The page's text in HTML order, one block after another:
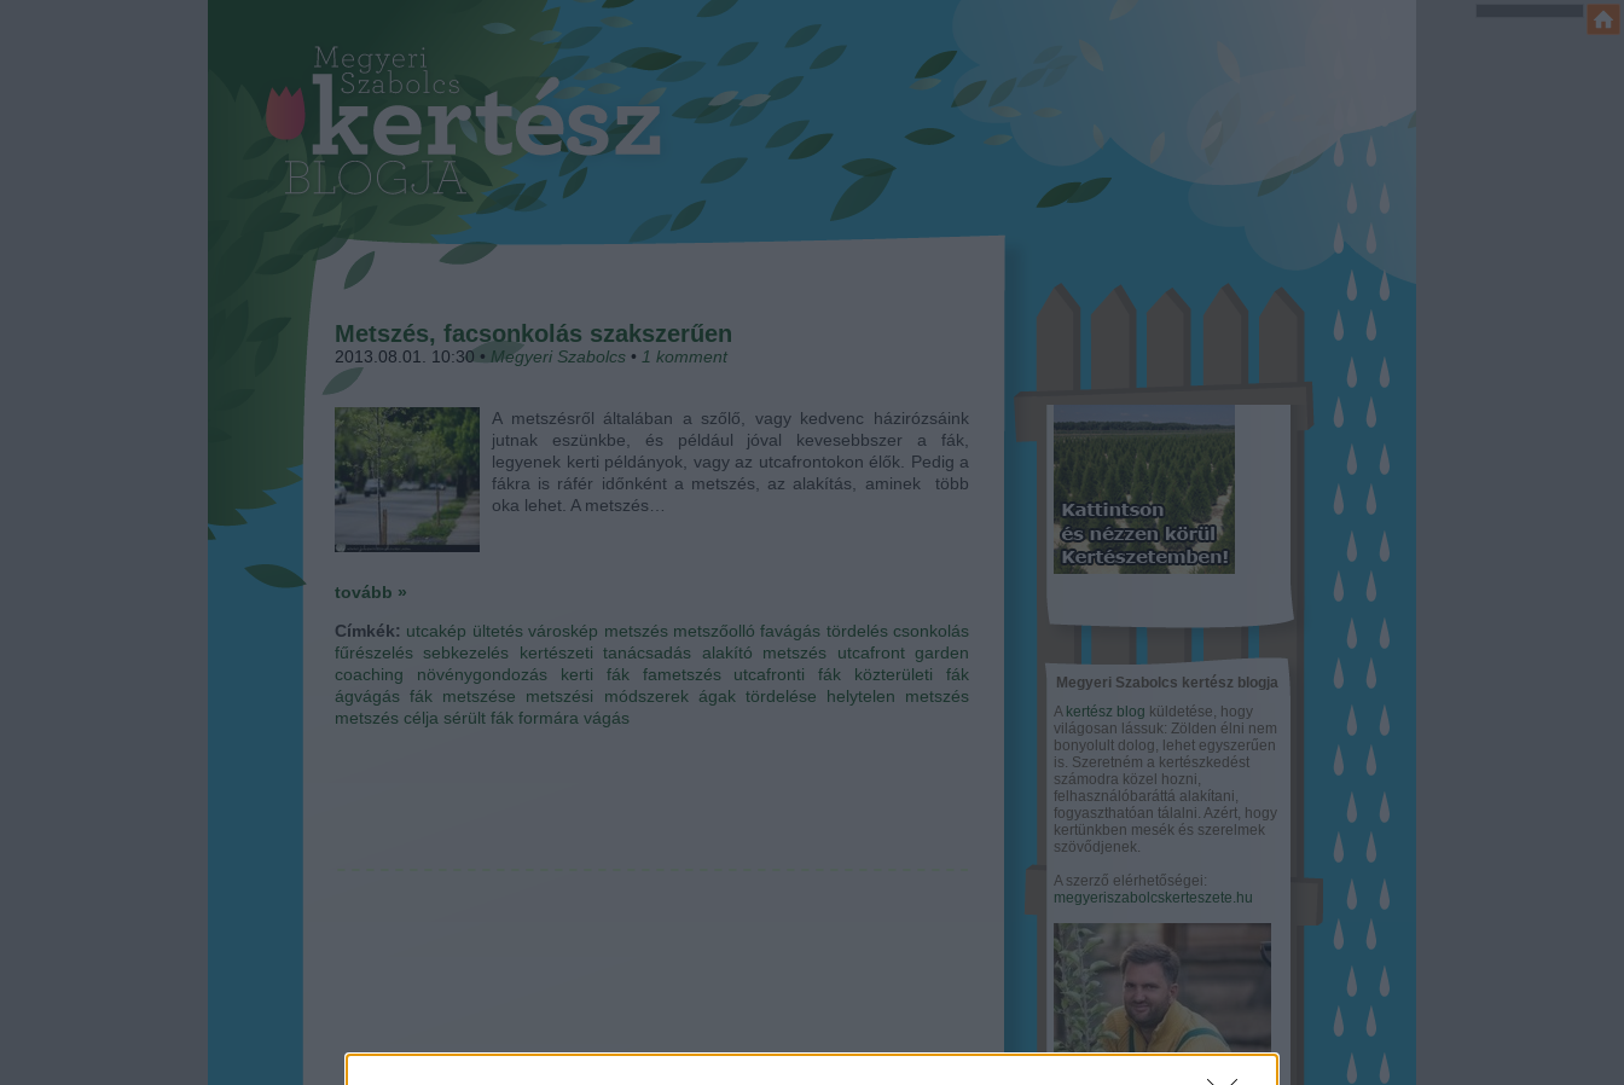
Metszés, facsonkolás szakszerűen
2013.08.01. 10:30 • Megyeri Szabolcs • 1 komment
A metszésről általában a szőlő, vagy kedvenc házirózsáink
jutnak eszünkbe, és például jóval kevesebbszer a fák,
legyenek kerti példányok, vagy az utcafrontokon élők. Pedig a
fákra is ráfér időnként a metszés, az alakítás, aminek több
oka lehet. A metszés…
tovább »
Címkék: utcakép ültetés városkép metszés metszőolló favágás tördelés csonkolás
fűrészelés sebkezelés kertészeti tanácsadás alakító metszés utcafront garden
coaching
növénygondozás kerti fák fametszés utcafronti fák
közterületi fák
ágvágás fák metszése metszési módszerek ágak tördelése
helytelen metszés
metszés célja sérült fák formára vágás
Megyeri Szabolcs kertész blogja
A kertész blog küldetése, hogy
világosan lássuk: Zölden élni nem
bonyolult dolog, lehet egyszerűen
is. Szeretném a kertészkedést
számodra közel hozni,
felhasználóbaráttá alakítani,
fogyaszthatóan tálalni. Azért, hogy
kertünkben mesék és szerelmek
szövődjenek.
A szerző elérhetőségei:
megyeriszabolcskerteszete.hu